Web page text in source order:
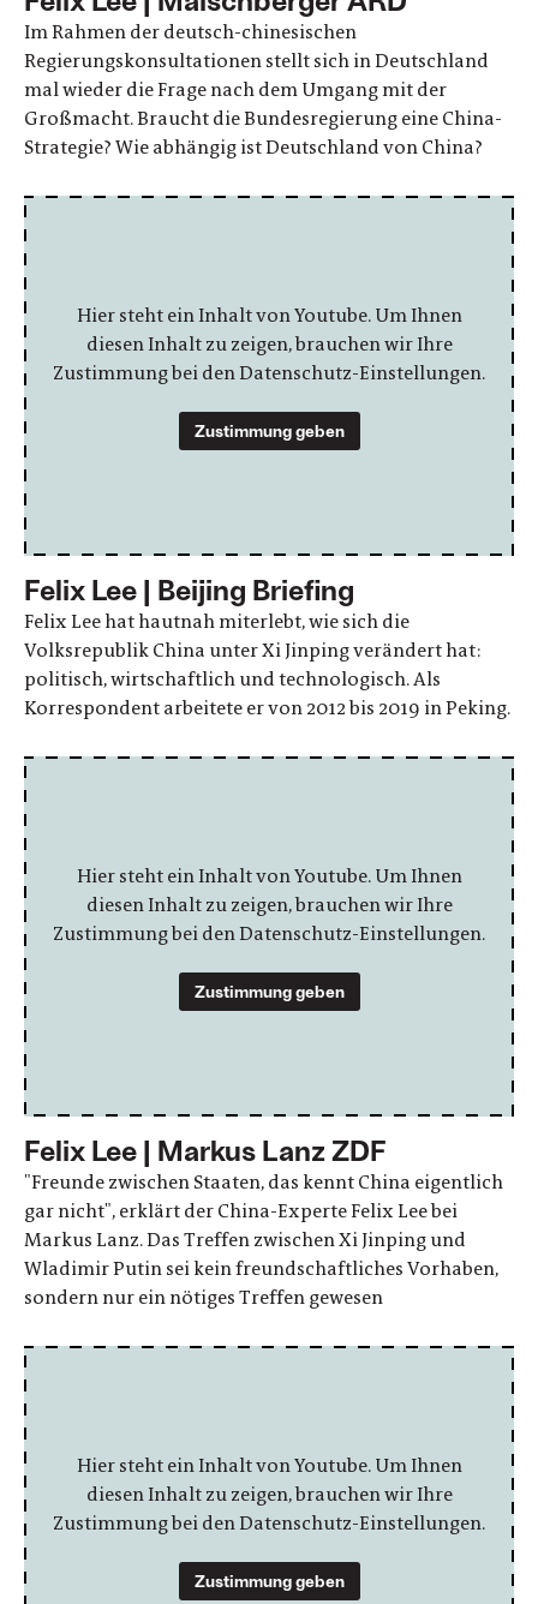
Im Rahmen der deutsch-chinesischen
Regierungskonsultationen stellt sich in Deutschland
mal wieder die Frage nach dem Umgang mit der
Großmacht. Braucht die Bundesregierung eine China-
Strategie? Wie abhängig ist Deutschland von China?
Hier steht ein Inhalt von Youtube. Um Ihnen
diesen Inhalt zu zeigen, brauchen wir Ihre
Zustimmung bei den Datenschutz-Einstellungen.
Zustimmung geben
Felix Lee | Beijing Briefing
Felix Lee hat hautnah miterlebt, wie sich die
Volksrepublik China unter Xi Jinping verändert hat:
politisch, wirtschaftlich und technologisch. Als
Korrespondent arbeitete er von 2012 bis 2019 in Peking.
Hier steht ein Inhalt von Youtube. Um Ihnen
diesen Inhalt zu zeigen, brauchen wir Ihre
Zustimmung bei den Datenschutz-Einstellungen.
Zustimmung geben
Felix Lee | Markus Lanz ZDF
"Freunde zwischen Staaten, das kennt China eigentlich
gar nicht", erklärt der China-Experte Felix Lee bei
Markus Lanz. Das Treffen zwischen Xi Jinping und
Wladimir Putin sei kein freundschaftliches Vorhaben,
sondern nur ein nötiges Treffen gewesen
Hier steht ein Inhalt von Youtube. Um Ihnen
diesen Inhalt zu zeigen, brauchen wir Ihre
Zustimmung bei den Datenschutz-Einstellungen.
Zustimmung geben